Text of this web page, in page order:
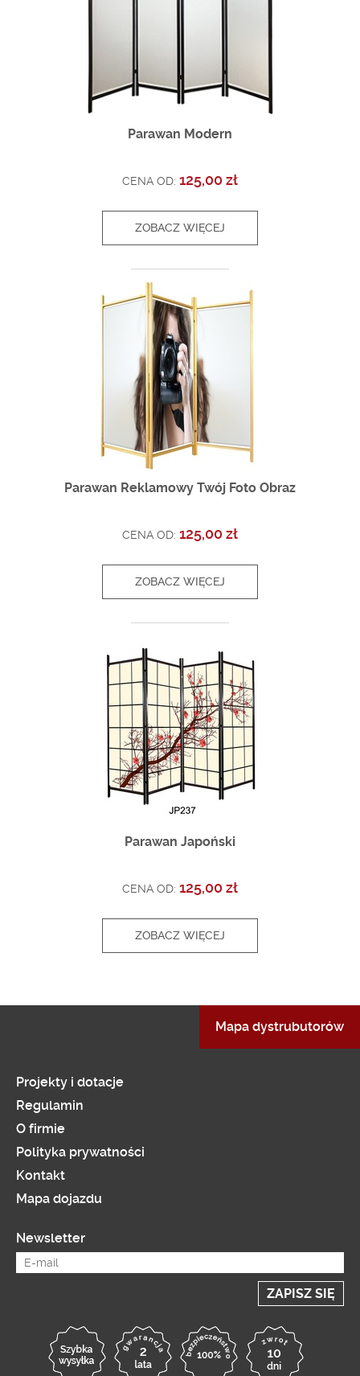
Parawan Modern
CENA OD: 125,00 zł
ZOBACZ WIĘCEJ
Parawan Reklamowy Twój Foto Obraz
CENA OD: 125,00 zł
ZOBACZ WIĘCEJ
Parawan Japoński
CENA OD: 125,00 zł
ZOBACZ WIĘCEJ
Mapa dystrubutorów
Projekty i dotacje
Regulamin
O firmie
Polityka prywatności
Kontakt
Mapa dojazdu
Newsletter